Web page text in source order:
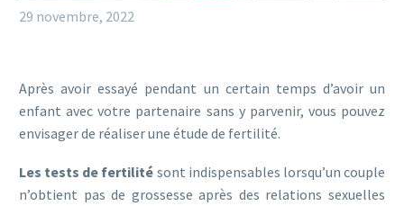
29 novembre, 2022
Après avoir essayé pendant un certain temps d’avoir un
enfant avec votre partenaire sans y parvenir, vous pouvez
envisager de réaliser une étude de fertilité.
Les tests de fertilité sont indispensables lorsqu’un couple
n’obtient pas de grossesse après des relations sexuelles